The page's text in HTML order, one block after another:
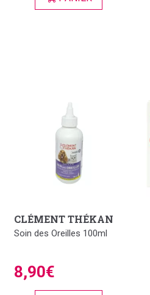
CLÉMENT THÉKAN
Soin des Oreilles 100ml
8,90€